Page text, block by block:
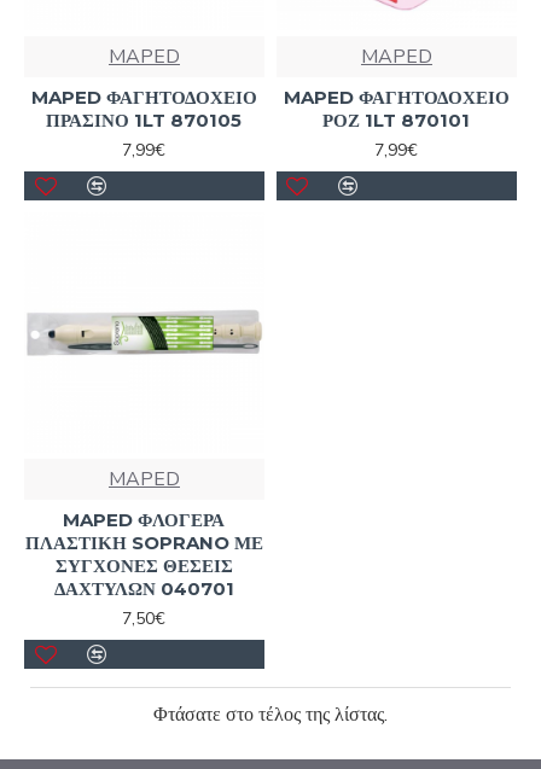
MAPED
MAPED ΦΑΓΗΤΟΔΟΧΕΙΟ
ΠΡΑΣΙΝΟ 1LT 870105
7,99€
MAPED
MAPED ΦΑΓΗΤΟΔΟΧΕΙΟ
ΡΟΖ 1LT 870101
7,99€
MAPED
MAPED ΦΛΟΓΕΡΑ
ΠΛΑΣΤΙΚΗ SOPRANO ΜΕ
ΣΥΓΧΟΝΕΣ ΘΕΣΕΙΣ
ΔΑΧΤΥΛΩΝ 040701
7,50€
Φτάσατε στο τέλος της λίστας.